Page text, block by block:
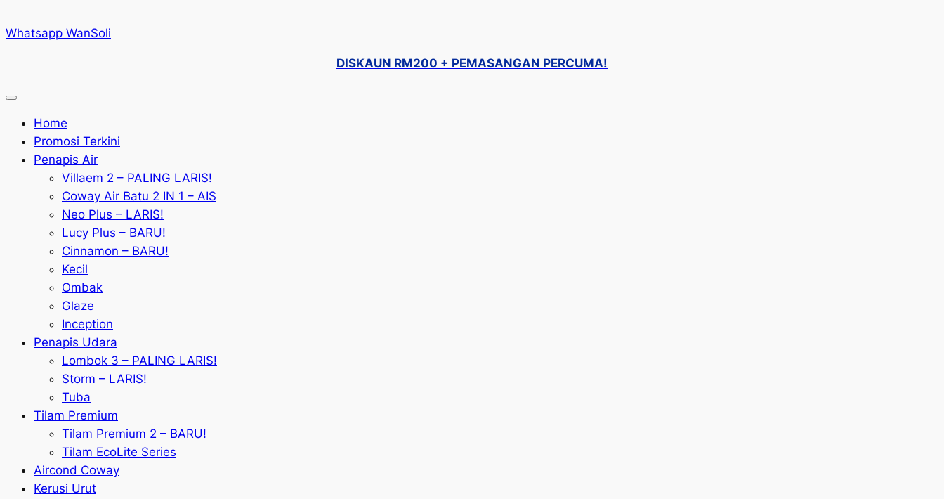
Whatsapp WanSoli
DISKAUN RM200 + PEMASANGAN PERCUMA!
Home
Promosi Terkini
Penapis Air
Villaem 2 – PALING LARIS!
Coway Air Batu 2 IN 1 – AIS
Neo Plus – LARIS!
Lucy Plus – BARU!
Cinnamon – BARU!
Kecil
Ombak
Glaze
Inception
Penapis Udara
Lombok 3 – PALING LARIS!
Storm – LARIS!
Tuba
Tilam Premium
Tilam Premium 2 – BARU!
Tilam EcoLite Series
Aircond Coway
Kerusi Urut